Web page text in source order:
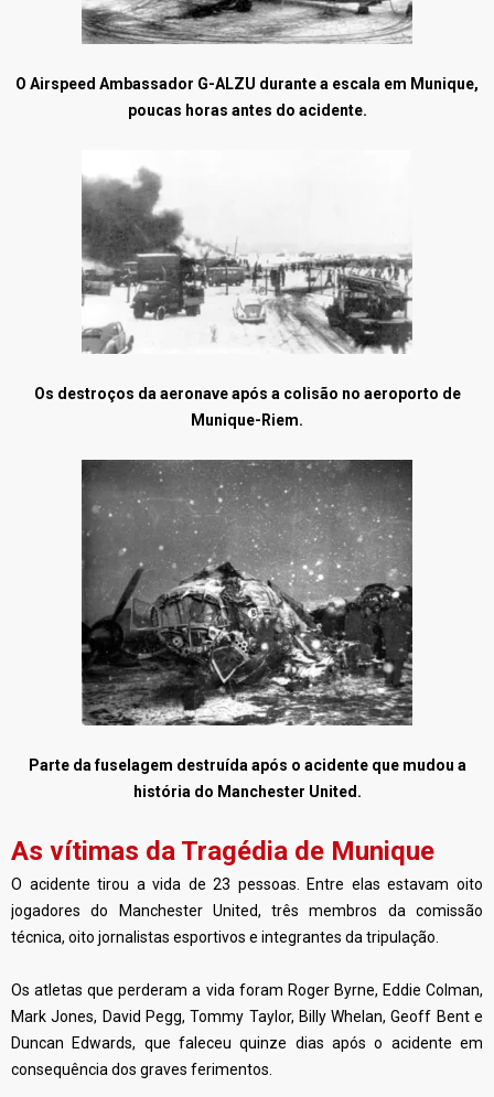
O Airspeed Ambassador G-ALZU durante a escala em Munique,
poucas horas antes do acidente.
Os destroços da aeronave após a colisão no aeroporto de
Munique-Riem.
Parte da fuselagem destruída após o acidente que mudou a
história do Manchester United.
As vítimas da Tragédia de Munique
O acidente tirou a vida de 23 pessoas. Entre elas estavam oito
jogadores do Manchester United, três membros da comissão
técnica, oito jornalistas esportivos e integrantes da tripulação.
Os atletas que perderam a vida foram Roger Byrne, Eddie Colman,
Mark Jones, David Pegg, Tommy Taylor, Billy Whelan, Geoff Bent e
Duncan Edwards, que faleceu quinze dias após o acidente em
consequência dos graves ferimentos.